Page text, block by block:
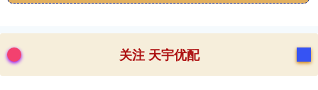
关注 天宇优配